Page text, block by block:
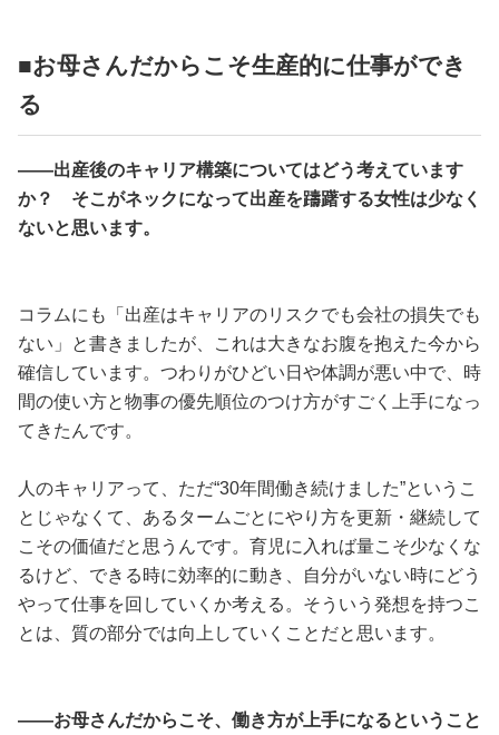
■お母さんだからこそ生産的に仕事ができ
る
——出産後のキャリア構築についてはどう考えています
か？ そこがネックになって出産を躊躇する女性は少なく
ないと思います。
コラムにも「出産はキャリアのリスクでも会社の損失でも
ない」と書きましたが、これは大きなお腹を抱えた今から
確信しています。つわりがひどい日や体調が悪い中で、時
間の使い方と物事の優先順位のつけ方がすごく上手になっ
てきたんです。
人のキャリアって、ただ“30年間働き続けました”というこ
とじゃなくて、あるタームごとにやり方を更新・継続して
こその価値だと思うんです。育児に入れば量こそ少なくな
るけど、できる時に効率的に動き、自分がいない時にどう
やって仕事を回していくか考える。そういう発想を持つこ
とは、質の部分では向上していくことだと思います。
——お母さんだからこそ、働き方が上手になるということ